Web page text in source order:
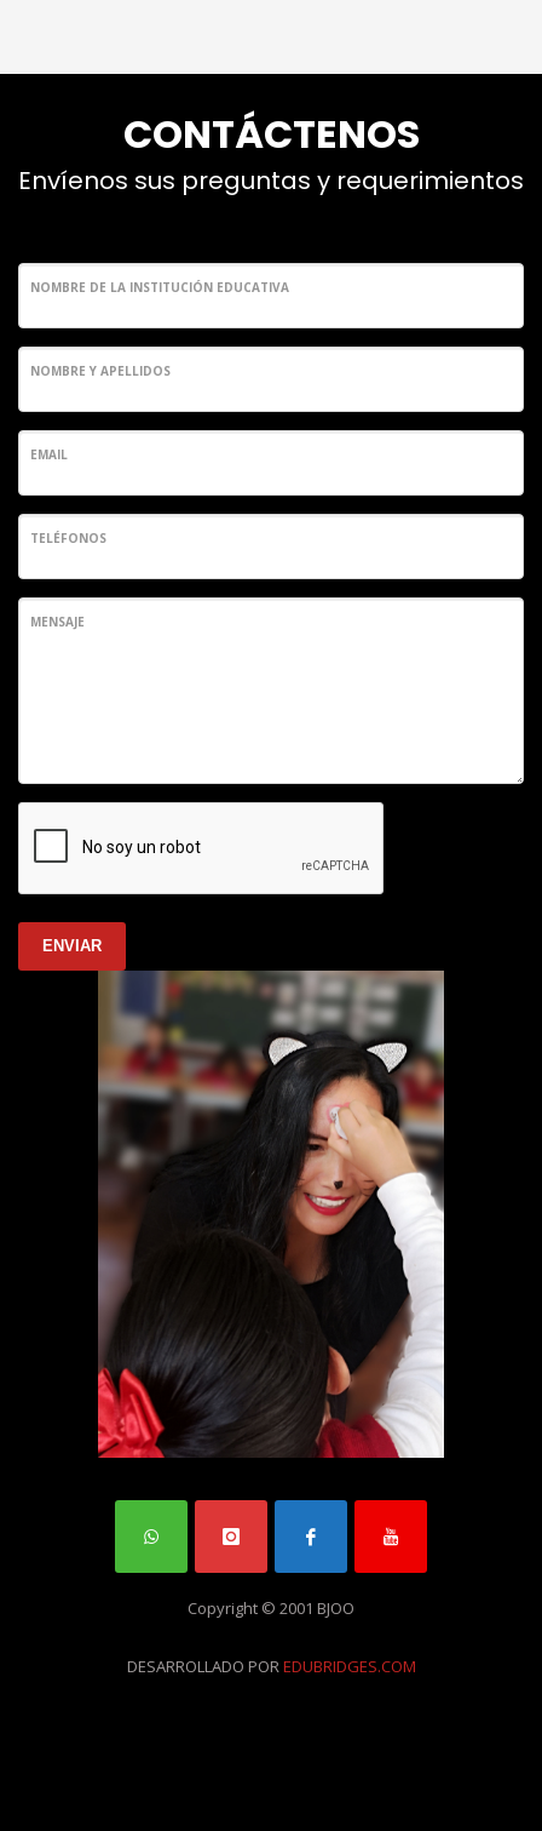
CONTÁCTENOS
Envíenos sus preguntas y requerimientos
NOMBRE DE LA INSTITUCIÓN EDUCATIVA
NOMBRE Y APELLIDOS
EMAIL
TELÉFONOS
MENSAJE
ENVIAR
Copyright © 2001 BJOO
DESARROLLADO POREDUBRIDGES.COM